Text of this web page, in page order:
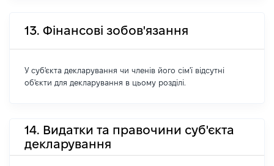
13. Фінансові зобов'язання
У суб'єкта декларування чи членів його сім'ї відсутні
об'єкти для декларування в цьому розділі.
14. Видатки та правочини суб'єкта
декларування